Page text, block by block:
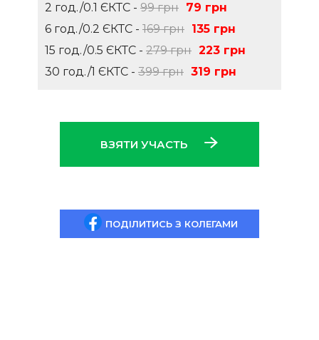
2 год./0.1 ЄКТС - 99 грн 79 грн
6 год./0.2 ЄКТС - 169 грн 135 грн
15 год./0.5 ЄКТС - 279 грн 223 грн
30 год./1 ЄКТС - 399 грн 319 грн
ВЗЯТИ УЧАСТЬ
ПОДІЛИТИСЬ З КОЛЕГАМИ